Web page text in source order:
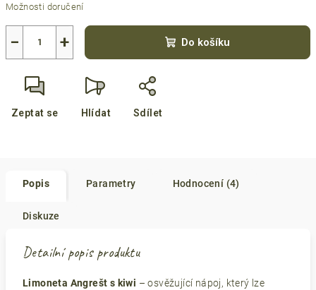
Možnosti doručení
+
− Do košíku
Zeptat se Hlídat Sdílet
Popis Parametry Hodnocení (4)
Diskuze
Detailní popis produktu
Limoneta Angrešt s kiwi – osvěžující nápoj, který lze